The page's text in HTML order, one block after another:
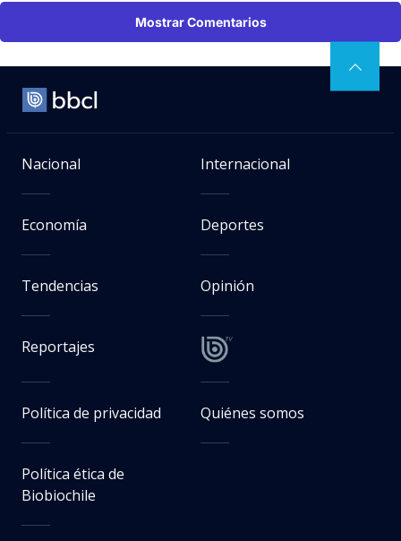
Mostrar Comentarios
Nacional Internacional
Economía Deportes
Tendencias Opinión
Reportajes
Política de privacidad Quiénes somos
Política ética de
Biobiochile